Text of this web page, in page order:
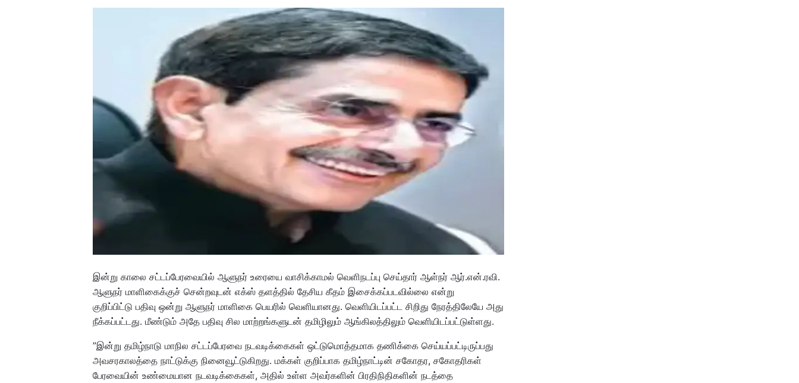
இன்று காலை சட்டப்பேரவையில் ஆளுநர் உரையை வாசிக்காமல் வெளிநடப்பு செய்தார் ஆள்நர் ஆர்.என்.ரவி.
ஆளுநர் மாளிகைக்குச் சென்றவுடன் எக்ஸ் தளத்தில் தேசிய கீதம் இசைக்கப்படவில்லை என்று
குறிப்பிட்டு பதிவு ஒன்று ஆளுநர் மாளிகை பெயரில் வெளியானது. வெளியிடப்பட்ட சிறிது நேரத்திலேயே அது
நீக்கப்பட்டது. மீண்டும் அதே பதிவு சில மாற்றங்களுடன் தமிழிலும் ஆங்கிலத்திலும் வெளியிடப்பட்டுள்ளது.
”இன்று தமிழ்நாடு மாநில சட்டப்பேரவை நடவடிக்கைகள் ஒட்டுமொத்தமாக தணிக்கை செய்யப்பட்டிருப்பது
அவசரகாலத்தை நாட்டுக்கு நினைவூட்டுகிறது. மக்கள் குறிப்பாக தமிழ்நாட்டின் சகோதர, சகோதரிகள்
பேரவையின் உண்மையான நடவடிக்கைகள், அதில் உள்ள அவர்களின் பிரதிநிதிகளின் நடத்தை